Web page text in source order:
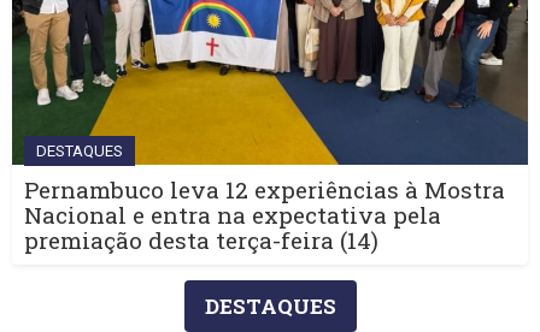
DESTAQUES
Pernambuco leva 12 experiências à Mostra
Nacional e entra na expectativa pela
premiação desta terça-feira (14)
DESTAQUES